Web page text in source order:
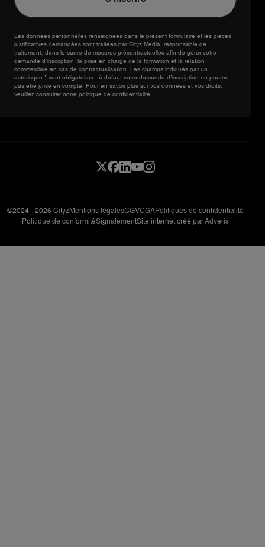
Les données personnelles renseignées dans le présent formulaire et les pièces
justificatives demandées sont traitées par Cityz Media, responsable de
traitement, dans le cadre de mesures précontractuelles afin de gérer votre
demande d’inscription, la prise en charge de la formation et la relation
commerciale en cas de contractualisation. Les champs indiqués par un
astérisque * sont obligatoires ; à défaut votre demande d’inscription ne pourra
pas être prise en compte. Pour en savoir plus sur vos données et vos droits,
veuillez consulter notre politique de confidentialité.
©2024 - 2026 CityzMentions légalesCGVCGAPolitiques de confidentialité
Politique de conformitéSignalementSite internet créé parAdveris